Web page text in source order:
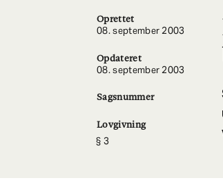
Oprettet
08. september 2003
Opdateret
08. september 2003
Sagsnummer
Lovgivning
3